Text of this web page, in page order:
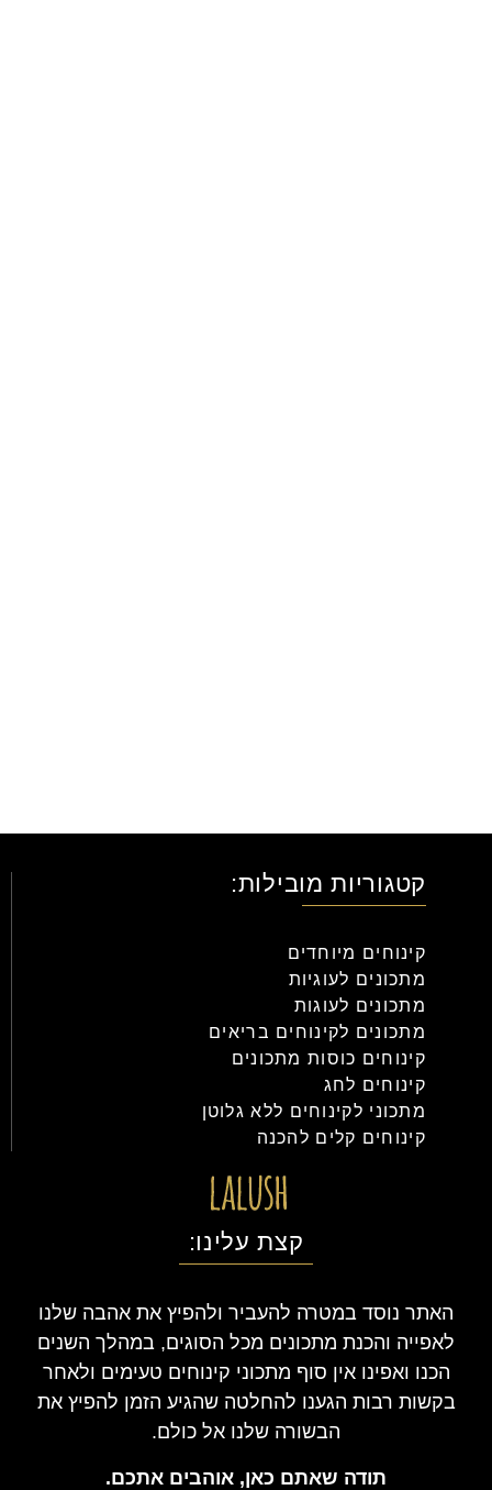
קטגוריות מובילות:
קינוחים מיוחדים
מתכונים לעוגיות
מתכונים לעוגות
מתכונים לקינוחים בריאים
קינוחים כוסות מתכונים
קינוחים לחג
מתכוני לקינוחים ללא גלוטן
קינוחים קלים להכנה
קצת עלינו:
האתר נוסד במטרה להעביר ולהפיץ את אהבה שלנו
לאפייה והכנת מתכונים מכל הסוגים, במהלך השנים
הכנו ואפינו אין סוף מתכוני קינוחים טעימים ולאחר
בקשות רבות הגענו להחלטה שהגיע הזמן להפיץ את
הבשורה שלנו אל כולם.
תודה שאתם כאן, אוהבים אתכם.